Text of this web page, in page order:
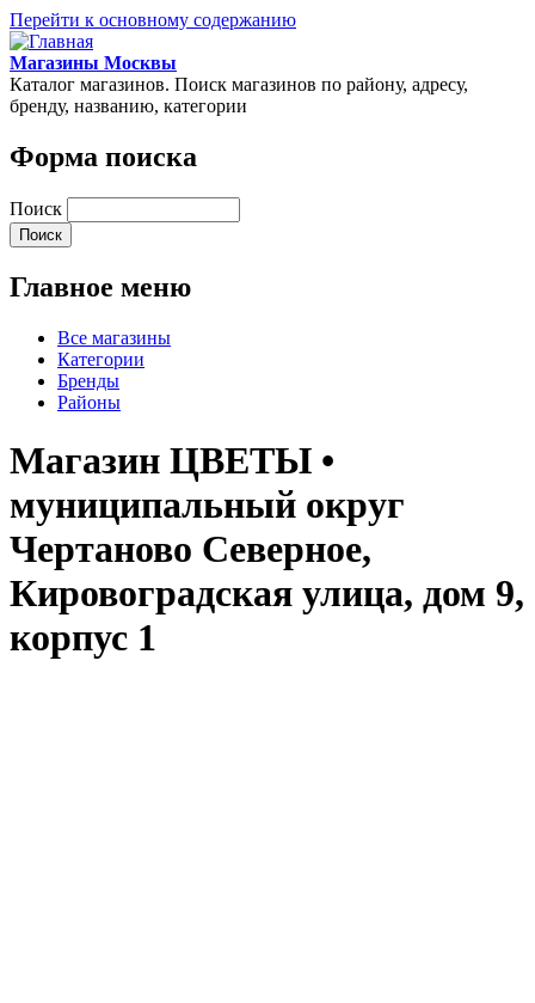
Перейти к основному содержанию
Магазины Москвы
Каталог магазинов. Поиск магазинов по району, адресу,
бренду, названию, категории
Форма поиска
Поиск
Главное меню
Все магазины
Категории
Бренды
Районы
Магазин ЦВЕТЫ •
муниципальный округ
Чертаново Северное,
Кировоградская улица, дом 9,
корпус 1